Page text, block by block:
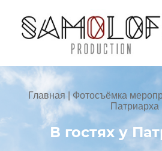
Главная |Фотосъёмка
Патриарха
В гостях у